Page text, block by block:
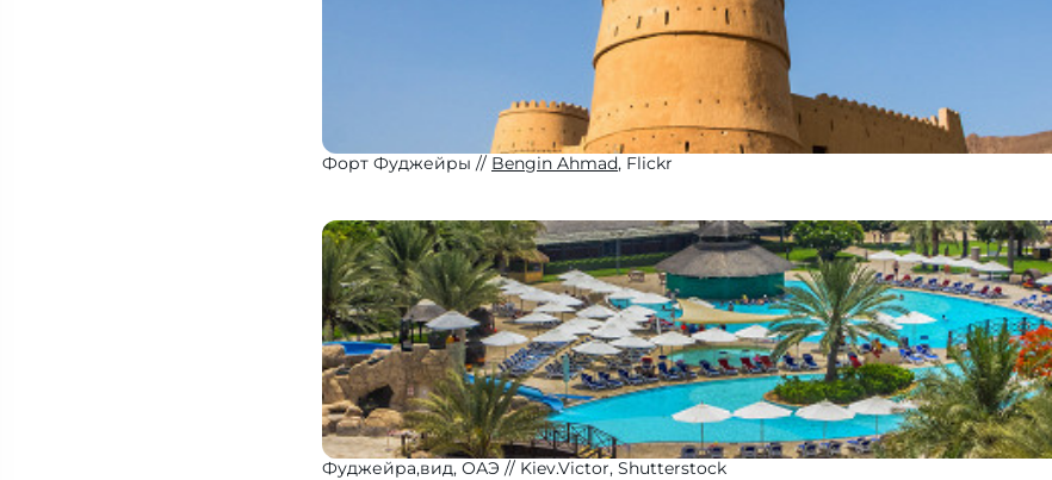
Форт Фуджейры Bengin Ahmad, Flickr
Фуджейра,вид, ОАЭ Kiev.Victor, Shutterstock